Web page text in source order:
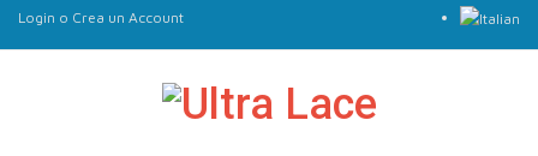
Login o Crea un Account